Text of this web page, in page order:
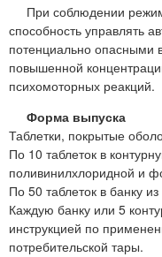
При соблюдении
способность управлять
потенциально опасными
повышенной
психомоторных реакций.
Форма выпуска
Таблетки, покрытые
По 10 таблеток в
поливинилхлоридной и
По 50 таблеток в банку
Каждую банку или 5
инструкцией по
потребительской тары.